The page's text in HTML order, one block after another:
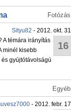
Fotózás
Sityu82 - 2012. okt. 31
16
A témára irányítás
minél kisebb
gyújtótávolságú
Egyéb
- 2012. febr. 17